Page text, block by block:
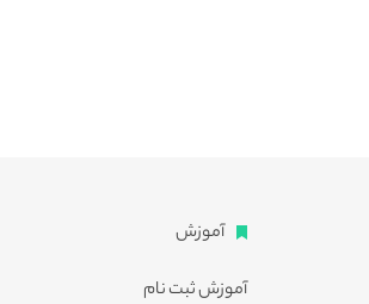
آموزش
آموزش ثبت نام